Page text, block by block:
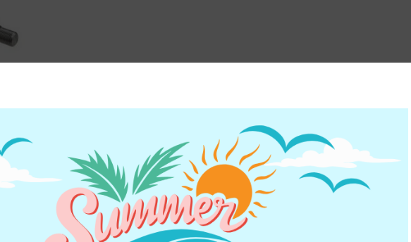
ΥΛΙΚΑ ΚΑΤΑΣΚΕΥΗΣ ΟΔΗΓΙΕΣ ΕΓΚΑΤΑΣΤΑΣΗΣ ΕΠΙΠΛΕΟΝ ΠΛΗΡΟΦΟΡΙΕΣ